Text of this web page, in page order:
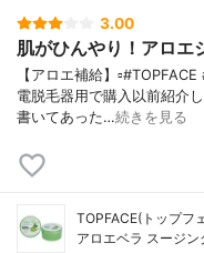
3.00
肌がひんやり！アロエ
【アロエ補給】
電脱毛器用で購入以前紹介
書いてあった…続きを見る
TOPFACE(トップフ
アロエベラ スージ